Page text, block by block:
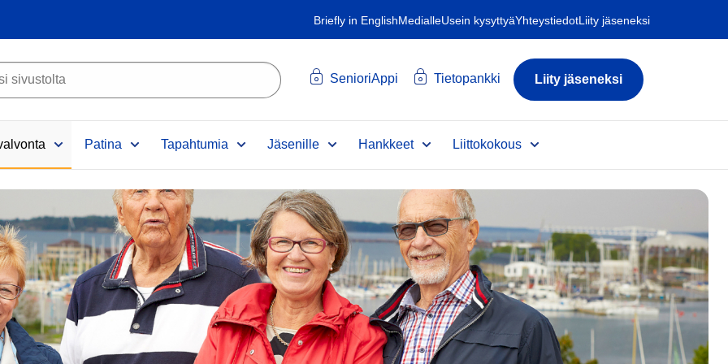
Briefly in EnglishMedialleUsein kysyttyäYhteystiedotLiity jäseneksi
SenioriAppi Tietopankki Liity jäseneksi
Patina Tapahtumia Jäsenille Hankkeet Liittokokous